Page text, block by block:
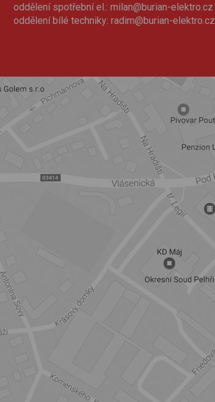
oddělení spotřební el.: milan@burian-elektro.cz
oddělení bílé techniky: radim@burian-elektro.cz